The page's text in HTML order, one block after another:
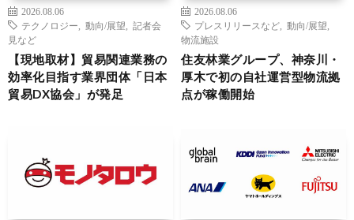
2026.08.06
テクノロジー
動向/展望
記者会
見など
【現地取材】貿易関連業務の
効率化目指す業界団体「日本
貿易DX協会」が発足
2026.08.06
プレスリリースなど
動向/展望
物流施設
住友林業グループ、神奈川・
厚木で初の自社運営型物流拠
点が稼働開始